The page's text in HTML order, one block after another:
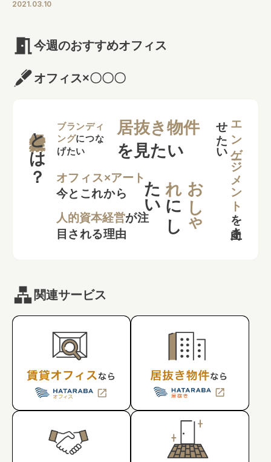
#メリット
2021.03.10
今週のおすすめオフィス
オフィス×〇〇〇
とは？
ブランディ
ングにつな
げたい
居抜き物件
を見たい
オフィス×アート
今とこれから
人的資本経営が注
目される理由
お
し
ゃ
れ
に
し
た
い エンゲージメント
を
向上さ
せ
た
い
関連サービス